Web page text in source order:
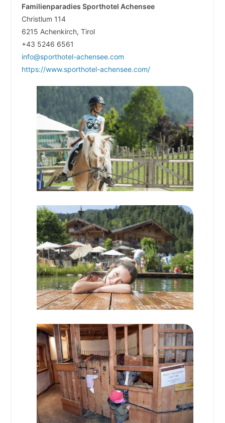
Familienparadies Sporthotel Achensee
Christlum 114
6215 Achenkirch, Tirol
+43 5246 6561
info@sporthotel-achensee.com
https://www.sporthotel-achensee.com/